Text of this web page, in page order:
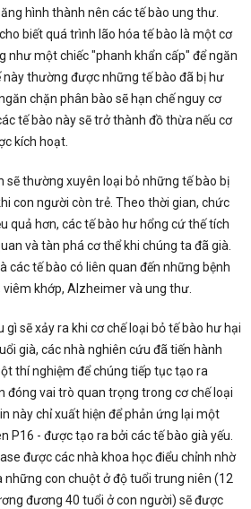
hình thành nên các tế bào ung thư.
biết quá trình lão hóa tế bào là một cơ
như một chiếc "phanh khẩn cấp" để ngăn
này thường được những tế bào đã bị hư
chặn phân bào sẽ hạn chế nguy cơ
tế bào này sẽ trở thành đồ thừa nếu cơ
kích hoạt.
sẽ thường xuyên loại bỏ những tế bào bị
con người còn trẻ. Theo thời gian, chức
quả hơn, các tế bào hư hổng cứ thế tích
và tàn phá cơ thể khi chúng ta đã già.
các tế bào có liên quan đến những bệnh
viêm khớp, Alzheimer và ung thư.
sẽ xảy ra khi cơ chế loại bỏ tế bào hư hại
già, các nhà nghiên cứu đã tiến hành
thí nghiệm để chúng tiếp tục tạo ra
đóng vai trò quan trọng trong cơ chế loại
này chỉ xuất hiện để phản ứng lại một
P16 - được tạo ra bởi các tế bào già yếu.
được các nhà khoa học điểu chỉnh nhờ
những con chuột ở độ tuổi trung niên (12
đương 40 tuổi ở con người) sẽ được